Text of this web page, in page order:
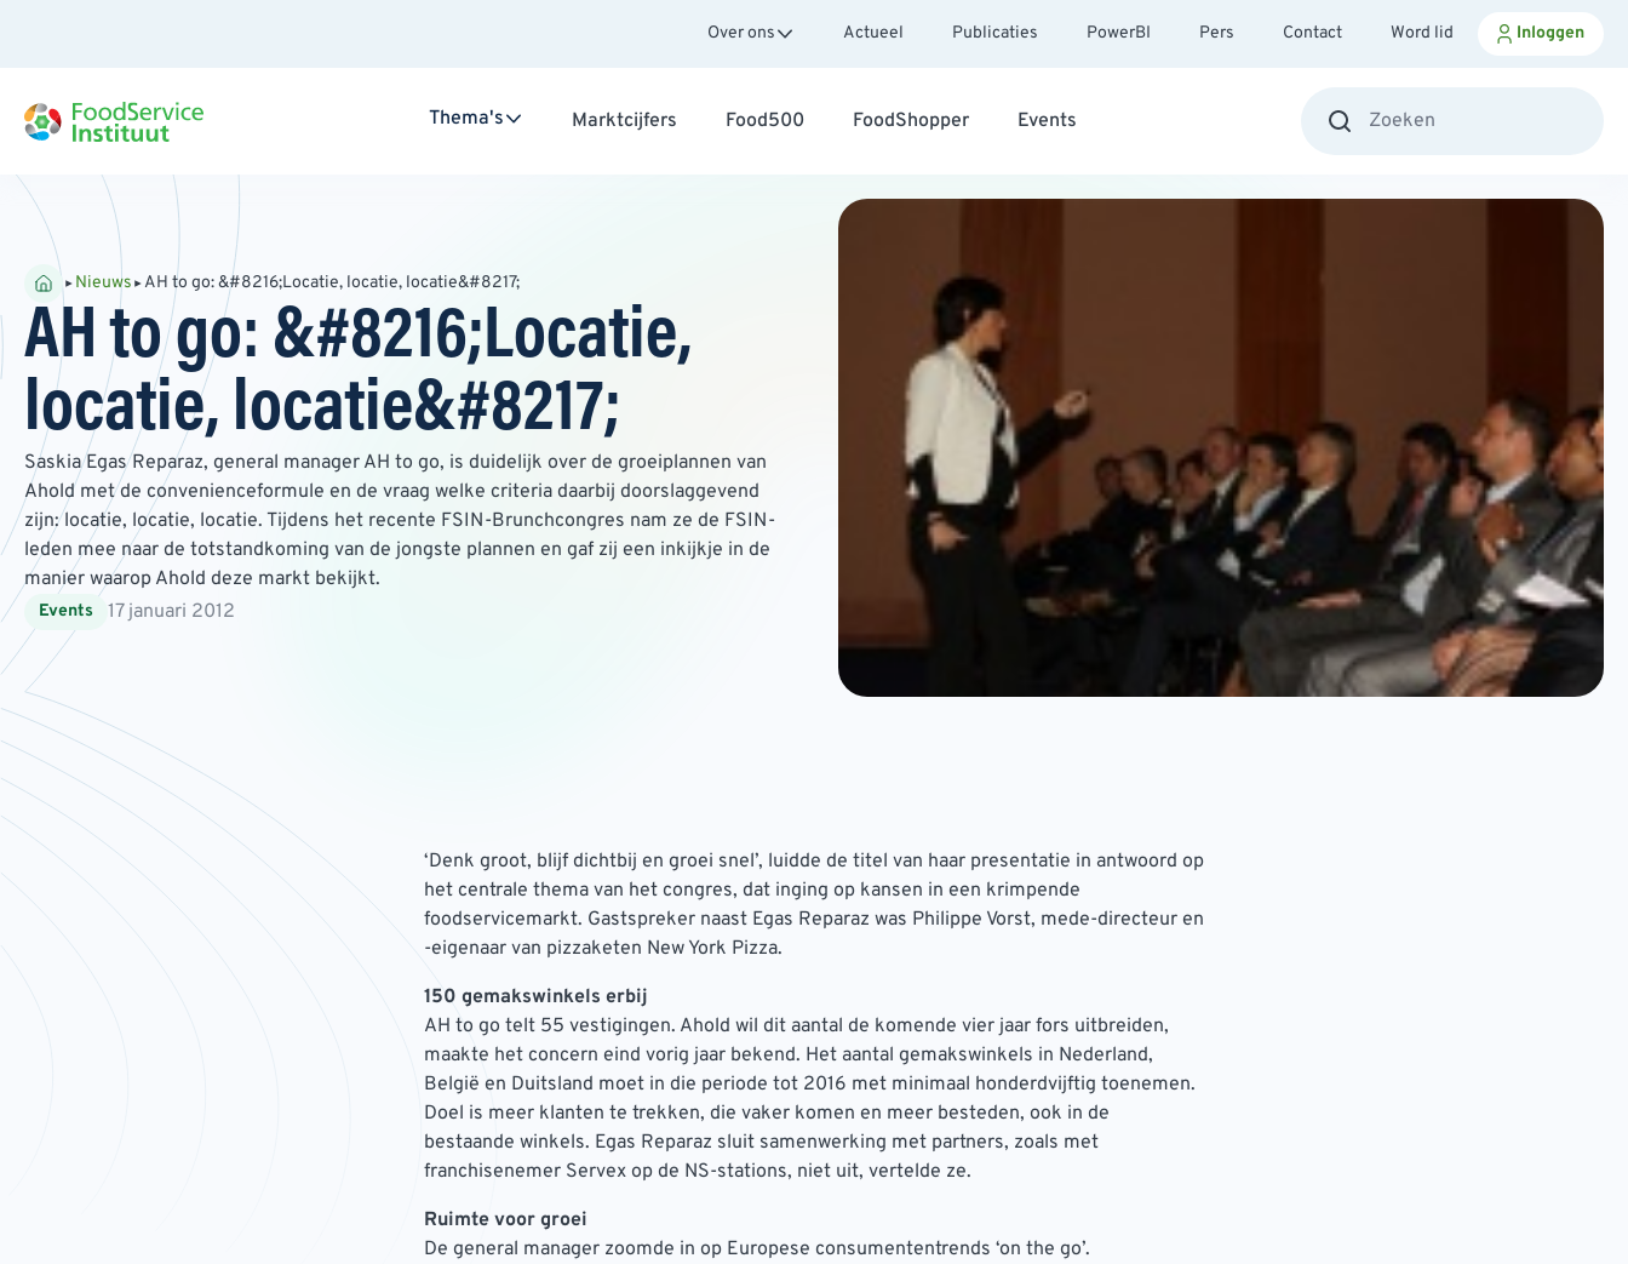
Over ons Actueel Publicaties PowerBI Pers Contact Word lid Inloggen
Thema's Marktcijfers Food500 FoodShopper Events
Nieuws AH to go: &#8216;Locatie, locatie, locatie&#8217;
AH to go: &#8216;Locatie,
locatie, locatie&#8217;
Saskia Egas Reparaz, general manager AH to go, is duidelijk over de groeiplannen van
Ahold met de convenienceformule en de vraag welke criteria daarbij doorslaggevend
zijn: locatie, locatie, locatie. Tijdens het recente FSIN-Brunchcongres nam ze de FSIN-
leden mee naar de totstandkoming van de jongste plannen en gaf zij een inkijkje in de
manier waarop Ahold deze markt bekijkt.
Events 17 januari 2012
‘Denk groot, blijf dichtbij en groei snel’, luidde de titel van haar presentatie in antwoord op
het centrale thema van het congres, dat inging op kansen in een krimpende
foodservicemarkt. Gastspreker naast Egas Reparaz was Philippe Vorst, mede-directeur en
-eigenaar van pizzaketen New York Pizza.
150 gemakswinkels erbij
AH to go telt 55 vestigingen. Ahold wil dit aantal de komende vier jaar fors uitbreiden,
maakte het concern eind vorig jaar bekend. Het aantal gemakswinkels in Nederland,
België en Duitsland moet in die periode tot 2016 met minimaal honderdvijftig toenemen.
Doel is meer klanten te trekken, die vaker komen en meer besteden, ook in de
bestaande winkels. Egas Reparaz sluit samenwerking met partners, zoals met
franchisenemer Servex op de NS-stations, niet uit, vertelde ze.
Ruimte voor groei
De general manager zoomde in op Europese consumententrends ‘on the go’.